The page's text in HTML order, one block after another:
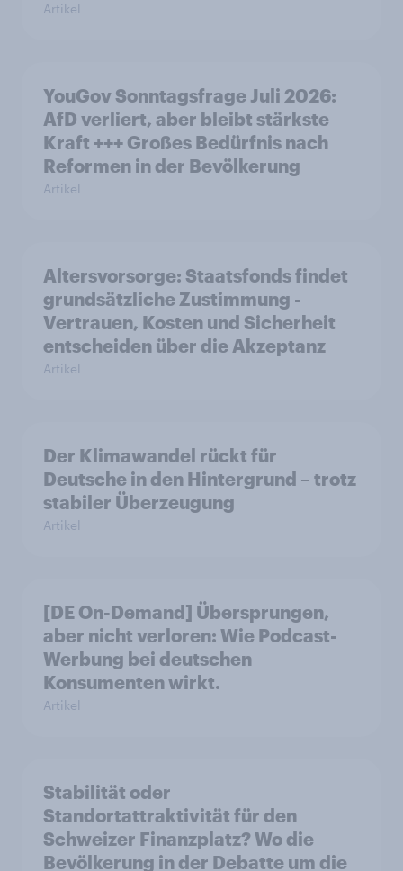
Artikel
YouGov Sonntagsfrage Juli 2026:
AfD verliert, aber bleibt stärkste
Kraft +++ Großes Bedürfnis nach
Reformen in der Bevölkerung
Artikel
Altersvorsorge: Staatsfonds findet
grundsätzliche Zustimmung -
Vertrauen, Kosten und Sicherheit
entscheiden über die Akzeptanz
Artikel
Der Klimawandel rückt für
Deutsche in den Hintergrund – trotz
stabiler Überzeugung
Artikel
[DE On-Demand] Übersprungen,
aber nicht verloren: Wie Podcast-
Werbung bei deutschen
Konsumenten wirkt.
Artikel
Stabilität oder
Standortattraktivität für den
Schweizer Finanzplatz? Wo die
Bevölkerung in der Debatte um die